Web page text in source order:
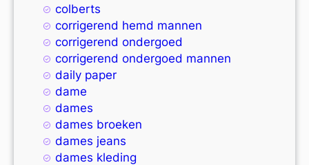
colberts
corrigerend hemd mannen
corrigerend ondergoed
corrigerend ondergoed mannen
daily paper
dame
dames
dames broeken
dames jeans
dames kleding